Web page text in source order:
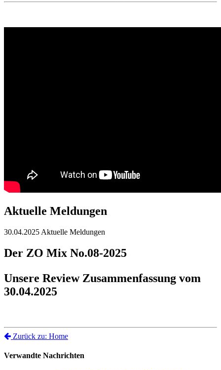
Aktuelle Meldungen
30.04.2025 Aktuelle Meldungen
Der ZO Mix No.08-2025
Unsere Review Zusammenfassung vom
30.04.2025
Zurück zu: Home
Verwandte Nachrichten